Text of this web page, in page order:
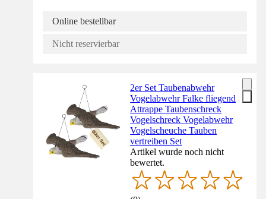
Online bestellbar
Nicht reservierbar
2er Set Taubenabwehr
Vogelabwehr Falke fliegend
Attrappe Taubenschreck
Vogelschreck Vogelabwehr
Vogelscheuche Tauben
vertreiben Set
Artikel wurde noch nicht
bewertet.